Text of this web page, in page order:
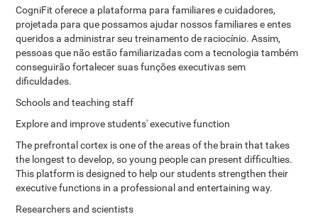
CogniFit oferece a plataforma para familiares e cuidadores,
projetada para que possamos ajudar nossos familiares e entes
queridos a administrar seu treinamento de raciocínio. Assim,
pessoas que não estão familiarizadas com a tecnologia também
conseguirão fortalecer suas funções executivas sem
dificuldades.
Schools and teaching staff
Explore and improve students' executive function
The prefrontal cortex is one of the areas of the brain that takes
the longest to develop, so young people can present difficulties.
This platform is designed to help our students strengthen their
executive functions in a professional and entertaining way.
Researchers and scientists